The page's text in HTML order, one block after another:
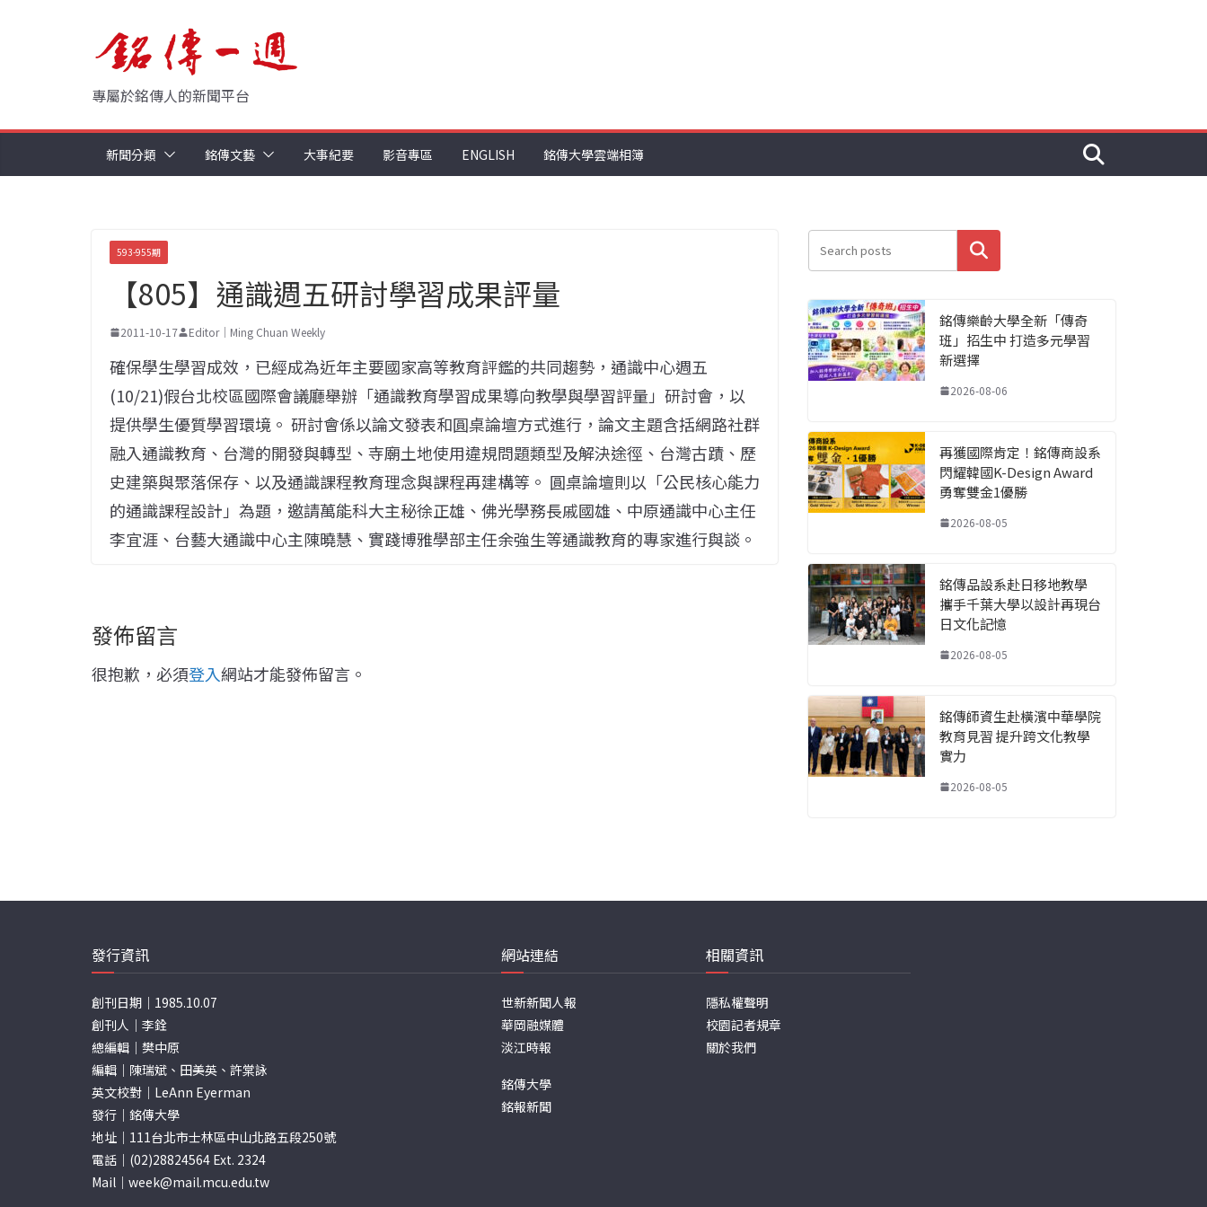
專屬於銘傳人的新聞平台
新聞分類 銘傳文藝 大事紀要 影音專區 ENGLISH 銘傳大學雲端相簿
593-955期
【805】通識週五研討學習成果評量
2011-10-17 Editor｜Ming Chuan Weekly
確保學生學習成效，已經成為近年主要國家高等教育評鑑的共同趨勢，通識中心週五
(10/21)假台北校區國際會議廳舉辦「通識教育學習成果導向教學與學習評量」研討會，以
提供學生優質學習環境。 研討會係以論文發表和圓桌論壇方式進行，論文主題含括網路社群
融入通識教育、台灣的開發與轉型、寺廟土地使用違規問題類型及解決途徑、台灣古蹟、歷
史建築與聚落保存、以及通識課程教育理念與課程再建構等。 圓桌論壇則以「公民核心能力
的通識課程設計」為題，邀請萬能科大主秘徐正雄、佛光學務長戚國雄、中原通識中心主任
李宜涯、台藝大通識中心主陳曉慧、實踐博雅學部主任余強生等通識教育的專家進行與談。
發佈留言
很抱歉，必須登入網站才能發佈留言。
搜尋
銘傳樂齡大學全新「傳奇
班」招生中 打造多元學習
新選擇
2026-08-06
再獲國際肯定！銘傳商設系
閃耀韓國K-Design Award
勇奪雙金1優勝
2026-08-05
銘傳品設系赴日移地教學
攜手千葉大學以設計再現台
日文化記憶
2026-08-05
銘傳師資生赴橫濱中華學院
教育見習 提升跨文化教學
實力
2026-08-05
發行資訊
創刊日期｜1985.10.07
創刊人｜李銓
總編輯｜樊中原
編輯｜陳瑞斌、田美英、許棠詠
英文校對｜LeAnn Eyerman
發行｜銘傳大學
地址｜111台北市士林區中山北路五段250號
電話｜(02)28824564 Ext. 2324
Mail｜ week@mail.mcu.edu.tw
網站連結
世新新聞人報
華岡融媒體
淡江時報
銘傳大學
銘報新聞
相關資訊
隱私權聲明
校園記者規章
關於我們